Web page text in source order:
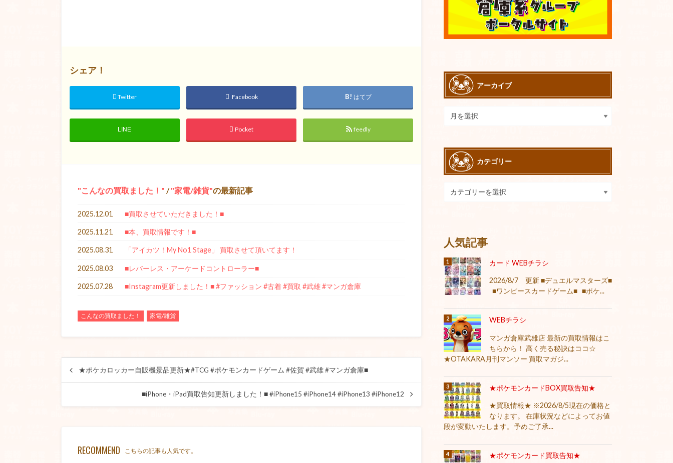
シェア！
Twitter Facebook はてブ
LINE Pocket feedly
こんなの買取ました！ / 家電/雑貨 の最新記事
2025.12.01 ■買取させていただきました！■
2025.11.21 ■本、買取情報です！■
2025.08.31 「アイカツ！My No1 Stage」 買取させて頂いてます！
2025.08.03 ■レバーレス・アーケードコントローラー■
2025.07.28 ■Instagram更新しました！■ #ファッション #古着 #買取 #武雄 #マンガ倉庫
こんなの買取ました！ 家電/雑貨
★ポケカロッカー自販機景品更新★#TCG #ポケモンカードゲーム #佐賀 #武雄 #マンガ倉庫■
■iPhone・iPad買取告知更新しました！■ #iPhone15 #iPhone14 #iPhone13 #iPhone12
RECOMMEND こちらの記事も人気です。
アーカイブ
カテゴリー
人気記事
カード WEBチラシ
2026/8/7 更新 ■デュエルマスターズ■
■ワンピースカードゲーム■ ■ポケ...
WEBチラシ
マンガ倉庫武雄店 最新の買取情報はこ
ちらから！ 高く売る秘訣はココ☆
★OTAKARA月刊マンソー 買取マガジ...
★ポケモンカードBOX買取告知★
★買取情報★ ※2026/8/5現在の価格と
なります。 在庫状況などによってお値
段が変動いたします。予めご了承...
★ポケモンカード買取告知★